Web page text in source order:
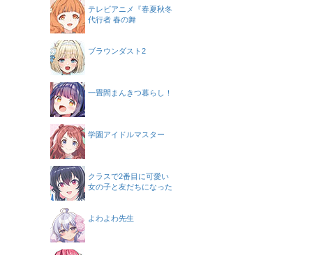
テレビアニメ『春夏秋冬
代行者 春の舞
ブラウンダスト2
一畳間まんきつ暮らし！
学園アイドルマスター
クラスで2番目に可愛い
女の子と友だちになった
よわよわ先生